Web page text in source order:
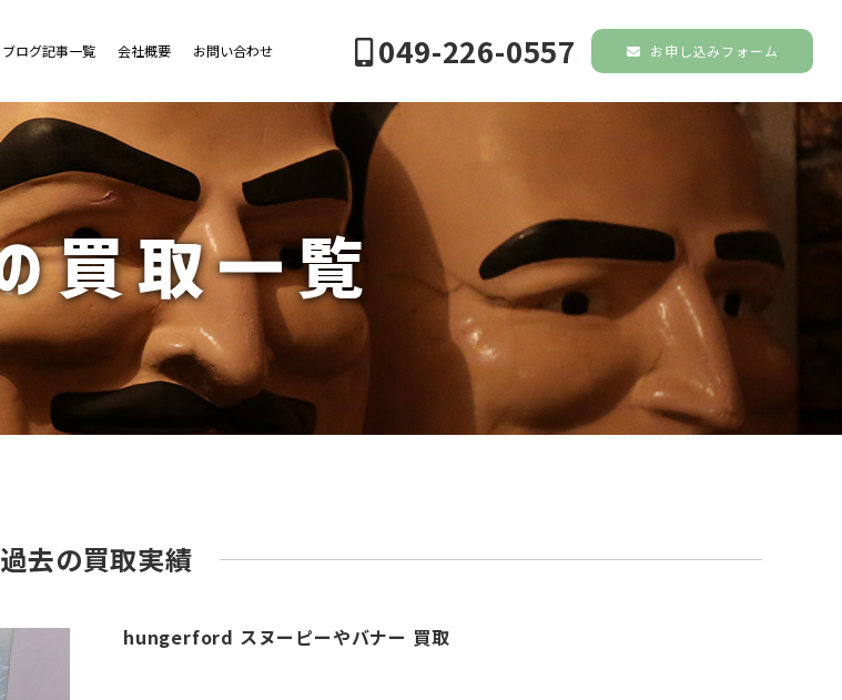
ブログ記事一覧 会社概要 お問い合わせ 049-226-0557 お申し込みフォーム
過去の買取実績
hungerford スヌーピーやバナー 買取